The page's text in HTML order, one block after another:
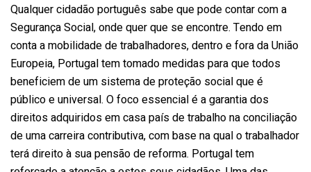
Qualquer cidadão português sabe que pode contar com a
Segurança Social, onde quer que se encontre. Tendo em
conta a mobilidade de trabalhadores, dentro e fora da União
Europeia, Portugal tem tomado medidas para que todos
beneficiem de um sistema de proteção social que é
público e universal. O foco essencial é a garantia dos
direitos adquiridos em casa país de trabalho na conciliação
de uma carreira contributiva, com base na qual o trabalhador
terá direito à sua pensão de reforma. Portugal tem